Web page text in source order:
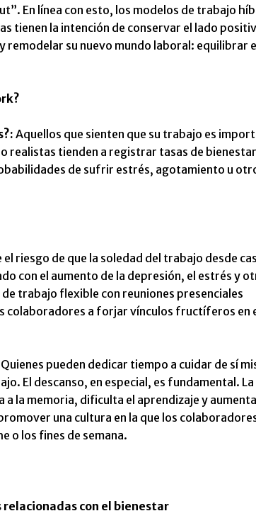
En línea con esto, los modelos de trabajo
tienen la intención de conservar el lado
remodelar su nuevo mundo laboral: equilibrar
Aquellos que sienten que su trabajo es
realistas tienden a registrar tasas de bienestar
de sufrir estrés, agotamiento u
el riesgo de que la soledad del trabajo desde
con el aumento de la depresión, el estrés y
trabajo flexible con reuniones presenciales
colaboradores a forjar vínculos fructíferos en
Quienes pueden dedicar tiempo a cuidar de sí
El descanso, en especial, es fundamental.
la memoria, dificulta el aprendizaje y
una cultura en la que los
o los fines de semana.
relacionadas con el bienestar